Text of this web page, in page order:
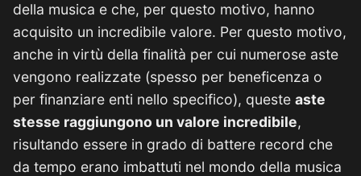
della musica e che, per questo motivo, hanno
acquisito un incredibile valore. Per questo motivo,
anche in virtù della finalità per cui numerose aste
vengono realizzate (spesso per beneficenza o
per finanziare enti nello specifico), queste aste
stesse raggiungono un valore incredibile,
risultando essere in grado di battere record che
da tempo erano imbattuti nel mondo della musica